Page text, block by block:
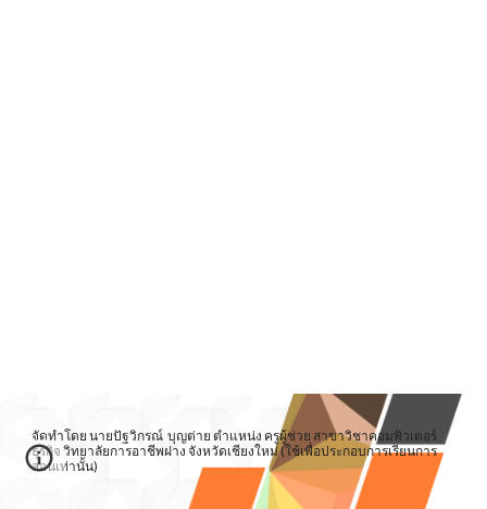
จัดทำโดย นายปัฐวิกรณ์ บุญต่าย ตำแหน่ง ครูผู้ช่วย สาขาวิชาคอมพิวเตอร์
ธุรกิจ วิทยาลัยการอาชีพฝาง จังหวัดเชียงใหม่ (ใช้เพื่อประกอบการเรียนการ
สอนเท่านั้น)